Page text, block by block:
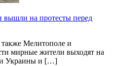
на протесты перед
Мелитополе и
мирные жители выходят на
Украины и […]